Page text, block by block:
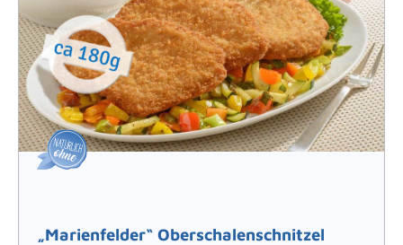
„Marienfelder“ Oberschalenschnitzel